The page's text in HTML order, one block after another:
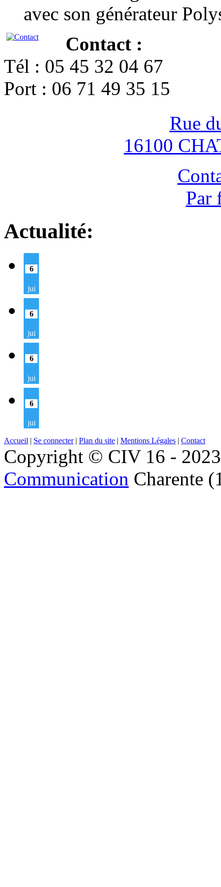
avec son générateur
Contact :
Tél : 05 45 32 04 67
Port : 06 71 49 35 15
Rue
16100
Par
Actualité:
6
jui
6
jui
6
jui
6
jui
Accueil | Se connecter| Plan du site | Mentions Légales | Contact
Copyright © CIV 16 -
Communication Charente